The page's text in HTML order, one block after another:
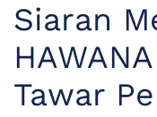
Siaran
Tawar